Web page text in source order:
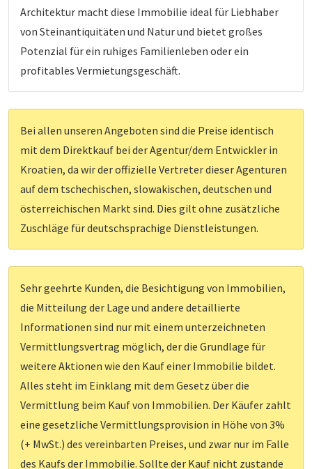
Architektur macht diese Immobilie ideal für Liebhaber
von Steinantiquitäten und Natur und bietet großes
Potenzial für ein ruhiges Familienleben oder ein
profitables Vermietungsgeschäft.
Bei allen unseren Angeboten sind die Preise identisch
mit dem Direktkauf bei der Agentur/dem Entwickler in
Kroatien, da wir der offizielle Vertreter dieser Agenturen
auf dem tschechischen, slowakischen, deutschen und
österreichischen Markt sind. Dies gilt ohne zusätzliche
Zuschläge für deutschsprachige Dienstleistungen.
Sehr geehrte Kunden, die Besichtigung von Immobilien,
die Mitteilung der Lage und andere detaillierte
Informationen sind nur mit einem unterzeichneten
Vermittlungsvertrag möglich, der die Grundlage für
weitere Aktionen wie den Kauf einer Immobilie bildet.
Alles steht im Einklang mit dem Gesetz über die
Vermittlung beim Kauf von Immobilien. Der Käufer zahlt
eine gesetzliche Vermittlungsprovision in Höhe von 3%
(+ MwSt.) des vereinbarten Preises, und zwar nur im Falle
des Kaufs der Immobilie. Sollte der Kauf nicht zustande